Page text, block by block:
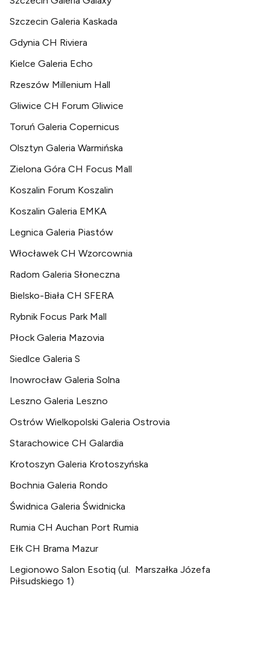
Szczecin Galeria Kaskada
Gdynia CH Riviera
Kielce Galeria Echo
Rzeszów Millenium Hall
Gliwice CH Forum Gliwice
Toruń Galeria Copernicus
Olsztyn Galeria Warmińska
Zielona Góra CH Focus Mall
Koszalin Forum Koszalin
Koszalin Galeria EMKA
Legnica Galeria Piastów
Włocławek CH Wzorcownia
Radom Galeria Słoneczna
Bielsko-Biała CH SFERA
Rybnik Focus Park Mall
Płock Galeria Mazovia
Siedlce Galeria S
Inowrocław Galeria Solna
Leszno Galeria Leszno
Ostrów Wielkopolski Galeria Ostrovia
Starachowice CH Galardia
Krotoszyn Galeria Krotoszyńska
Bochnia Galeria Rondo
Świdnica Galeria Świdnicka
Rumia CH Auchan Port Rumia
Ełk CH Brama Mazur
Legionowo Salon Esotiq (ul. Marszałka Józefa
Piłsudskiego 1)